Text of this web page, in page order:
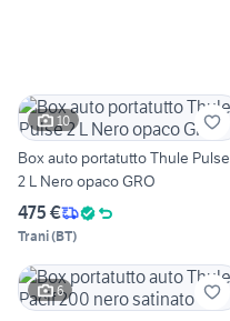
10
Box auto portatutto Thule Pulse
2 L Nero opaco GRO
475 €
Trani(BT)
6